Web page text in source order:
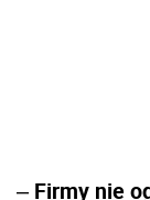
–Firmy nie